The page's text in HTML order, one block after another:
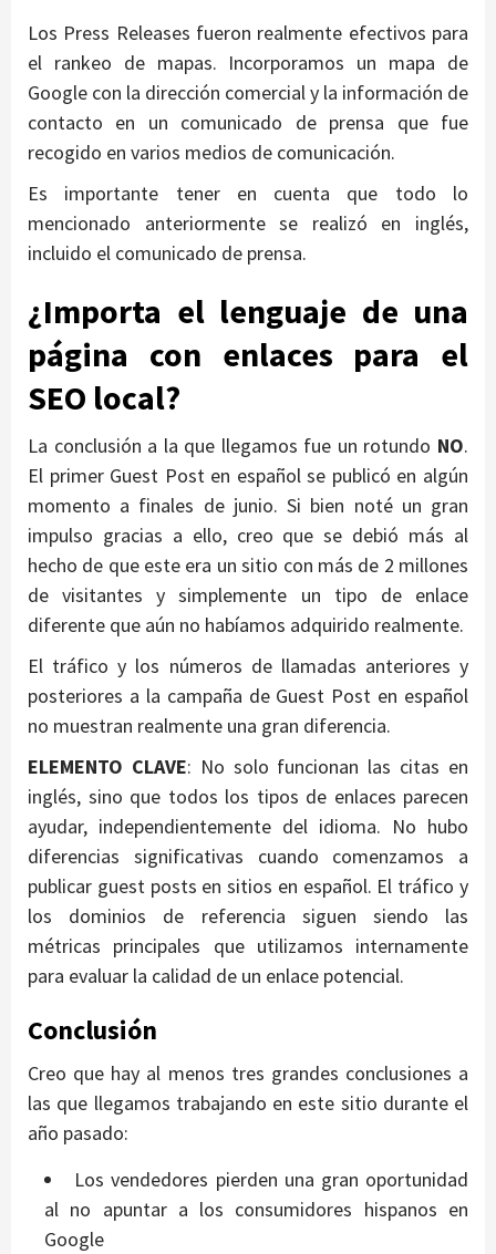
Los Press Releases fueron realmente efectivos para
el rankeo de mapas. Incorporamos un mapa de
Google con la dirección comercial y la información de
contacto en un comunicado de prensa que fue
recogido en varios medios de comunicación.
Es importante tener en cuenta que todo lo
mencionado anteriormente se realizó en inglés,
incluido el comunicado de prensa.
¿Importa el lenguaje de una
página con enlaces para el
SEO local?
La conclusión a la que llegamos fue un rotundo NO.
El primer Guest Post en español se publicó en algún
momento a finales de junio. Si bien noté un gran
impulso gracias a ello, creo que se debió más al
hecho de que este era un sitio con más de 2 millones
de visitantes y simplemente un tipo de enlace
diferente que aún no habíamos adquirido realmente.
El tráfico y los números de llamadas anteriores y
posteriores a la campaña de Guest Post en español
no muestran realmente una gran diferencia.
ELEMENTO CLAVE: No solo funcionan las citas en
inglés, sino que todos los tipos de enlaces parecen
ayudar, independientemente del idioma. No hubo
diferencias significativas cuando comenzamos a
publicar guest posts en sitios en español. El tráfico y
los dominios de referencia siguen siendo las
métricas principales que utilizamos internamente
para evaluar la calidad de un enlace potencial.
Conclusión
Creo que hay al menos tres grandes conclusiones a
las que llegamos trabajando en este sitio durante el
año pasado:
Los vendedores pierden una gran oportunidad
al no apuntar a los consumidores hispanos en
Google